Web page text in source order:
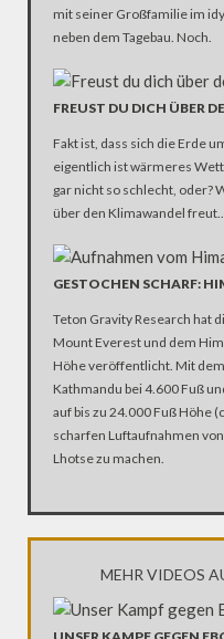
mit seiner Großfamilie im
neben dem Tagebau. Noch.
FREUST DU DICH ÜBER
Fakt ist, dass sich die Erde
eigentlich ist wärmeres
gar nicht so schlecht, oder?
über den Klimawandel freut...
GESTOCHEN SCHARF:
Teton Gravity Research hat
Mount Everest und dem
Höhe veröffentlicht. Mit
Kathmandu bei 4.600 Fuß
auf bis zu 24.000 Fuß Höhe
scharfen Luftaufnahmen
Lhotse zu machen.
MEHR VIDEOS
UNSER KAMPF GEGEN